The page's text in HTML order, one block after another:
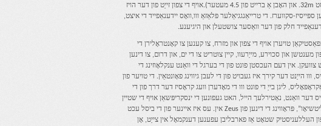
בלאַקס לויט צו היפּפּאָדאַמעיאָס סיסטעם(ווערטיקאַל און האָריזאָנטאַל דאָמעס, ספּייסט 32m. און האָבן אַ ברייט פון 4.5 מעטער).אויף די צפון זייַט פון דער הויז
סקווערז. די טרייאַנגגיאַלער פּלאַזאַ ווו,וואָס יידענאַפייד די איצט,
חלק פון דער וואַסער צושטעלן און היגיענע.
טויערן אויף די צפון און מזרח, צו קענען צו קאָנטראָלירן די
מענטשן און סכוירע, מייַרעוו, קיין צוטריט צו די ים, און דרום, צו דינען
צוועקן. אין דעם העכסטן פונט פון די בערגל די וואַנט ענקלאָוזינג די
ווו הייַנט דער קירך איז געבויט פון די לעבן גיווינג פאָונטאַין. די טויער פון
ליגן בייַ די פונט ווו די מאָדערן וועג קראָסיז דער דרך פון די
דער וואַנט, נאַטירלעך הייל, האט געפונען די ינסקריפּשאַן אויף די שטיין
“דיאָס מיליטשיאָו”, פּראָווינג די דינען פון Zeus אין. עס איז איינער פון די ביסל עכט
העללעניסטיק שטאָט אַז פארבליבן עפענען דענקמאָל אין צייַט, אָן